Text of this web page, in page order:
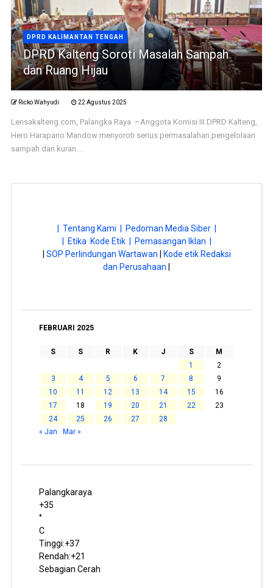
DPRD KALIMANTAN TENGAH
DPRD Kalteng Soroti Masalah Sampah
dan Ruang Hijau
Ricko Wahyudi 22 Agustus 2025
Lensakalteng.com, Palangka Raya –Anggota Komisi III DPRD Kalteng,
Hero Harapano Mandow menyoroti serius permasalahan pengelolaan
sampah dan kuran ...
| Tentang Kami |
Pedoman Media Siber |
| Etika Kode Etik |
Pemasangan Iklan |
SOP Perlindungan Wartawan
Kode etik Redaksi
dan Perusahaan
FEBRUARI 2025
S S R K J S
M
1
2
3
4 5 6 7 8
9
10
11 12 13 14 15
16
17
18 19 20 21 22
23
24
25 26 27
28
« Jan
Mar »
Palangkaraya
+35
°
C
Tinggi:+37
Rendah:+21
Sebagian Cerah